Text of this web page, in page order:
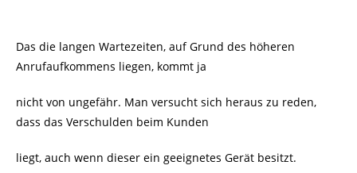
Das die langen Wartezeiten, auf Grund des höheren
Anrufaufkommens liegen, kommt ja
nicht von ungefähr. Man versucht sich heraus zu reden,
dass das Verschulden beim Kunden
liegt, auch wenn dieser ein geeignetes Gerät besitzt.